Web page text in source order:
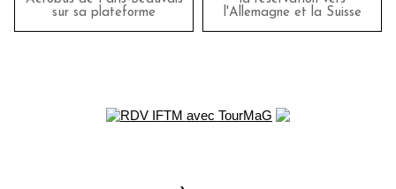
sur sa plateforme
l'Allemagne et la Suisse